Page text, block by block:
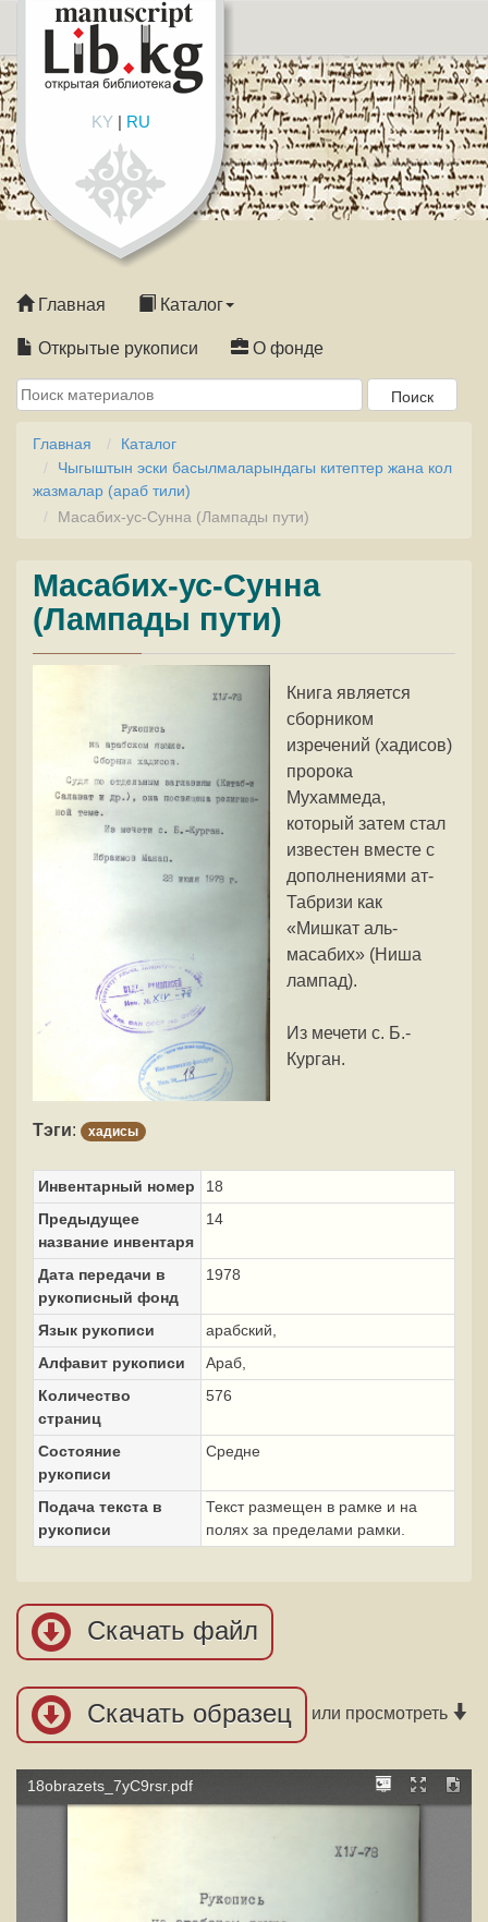
KY| RU
Главная Каталог
Открытые рукописи О фонде
Главная
Каталог
Чыгыштын эски басылмаларындагы китептер жана кол
жазмалар (араб тили)
Масабих-ус-Сунна (Лампады пути)
Масабих-ус-Сунна
(Лампады пути)
Книга является
сборником
изречений (хадисов)
пророка
Мухаммеда,
который затем стал
известен вместе с
дополнениями ат-
Табризи как
«Мишкат аль-
масабих» (Ниша
лампад).
Из мечети с. Б.-
Курган.
Тэги: хадисы
Инвентарный номер
18
Предыдущее
название инвентаря
14
Дата передачи в
рукописный фонд
1978
Язык рукописи
арабский,
Алфавит рукописи
Араб,
Количество
страниц
576
Состояние
рукописи
Средне
Подача текста в
рукописи
Текст размещен в рамке и на
полях за пределами рамки.
Скачать файл
Скачать образец или просмотреть